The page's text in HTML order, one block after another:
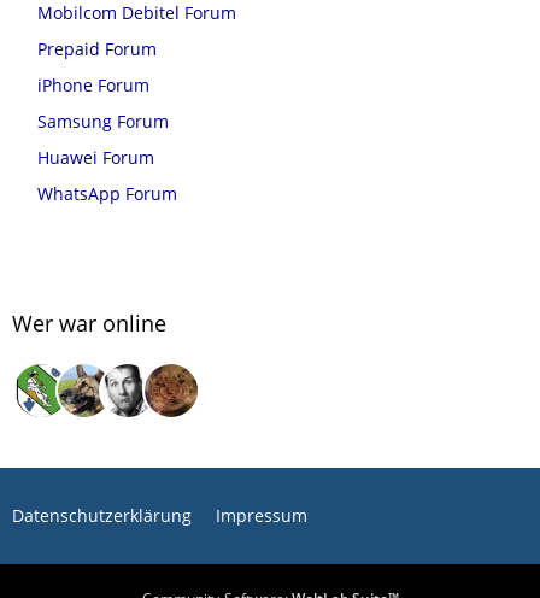
Mobilcom Debitel Forum
Prepaid Forum
iPhone Forum
Samsung Forum
Huawei Forum
WhatsApp Forum
Wer war online
Datenschutzerklärung Impressum